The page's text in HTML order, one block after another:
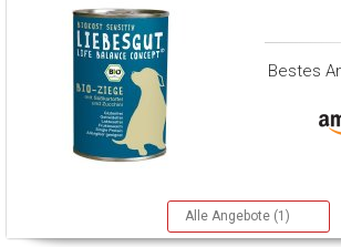
Bestes
Alle Angebote (1)